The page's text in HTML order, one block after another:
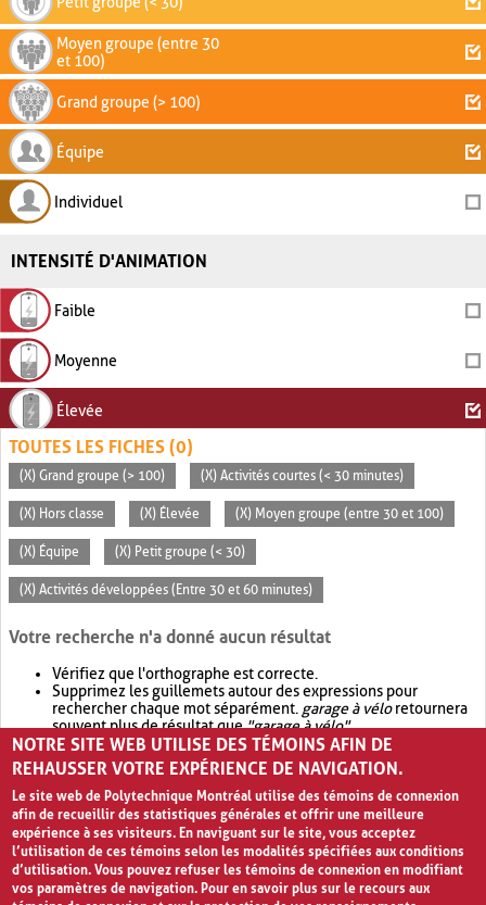
Moyen groupe (entre 30
et 100)
Grand groupe (> 100)
Équipe
Individuel
INTENSITÉ D'ANIMATION
Faible
Moyenne
Élevée
TOUTES LES FICHES (0)
(X) Grand groupe (> 100) (X) Activités courtes (< 30 minutes)
(X) Hors classe (X) Élevée (X) Moyen groupe (entre 30 et 100)
(X) Équipe (X) Petit groupe (< 30)
(X) Activités développées (Entre 30 et 60 minutes)
Votre recherche n'a donné aucun résultat
Vérifiez que l'orthographe est correcte.
Supprimez les guillemets autour des expressions pour
rechercher chaque mot séparément. garage à véloretournera
souvent plus de résultat que"garage à vélo".
Envisagez d'élargir votre recherche avec OR.garage OR vélo
retournera souvent plus de résultat quegarage à vélo
NOTRE SITE WEB UTILISE DES TÉMOINS AFIN DE
REHAUSSER VOTRE EXPÉRIENCE DE NAVIGATION.
Le site web de Polytechnique Montréal utilise des témoins de connexion
afin de recueillir des statistiques générales et offrir une meilleure
expérience à ses visiteurs. En naviguant sur le site, vous acceptez
l’utilisation de ces témoins selon les modalités spécifiées aux conditions
d’utilisation. Vous pouvez refuser les témoins de connexion en modifiant
vos paramètres de navigation. Pour en savoir plus sur le recours aux